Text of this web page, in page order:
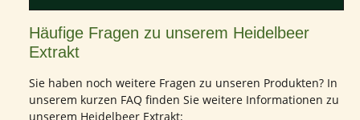
Häufige Fragen zu unserem Heidelbeer
Extrakt
Sie haben noch weitere Fragen zu unseren Produkten? In
unserem kurzen FAQ finden Sie weitere Informationen zu
unserem Heidelbeer Extrakt: